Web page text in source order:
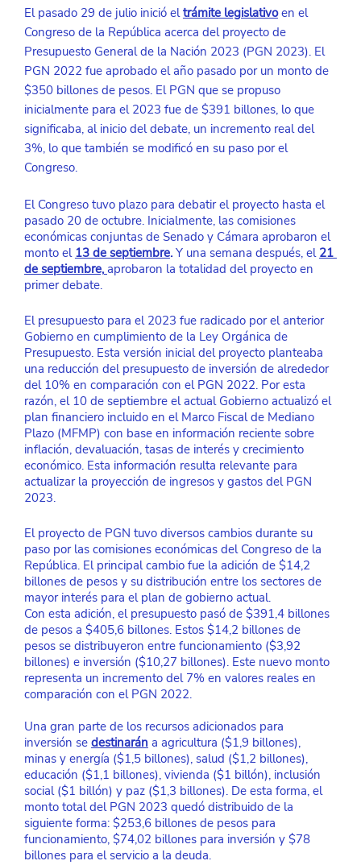
El pasado 29 de julio inició el trámite legislativo en el
Congreso de la República acerca del proyecto de
Presupuesto General de la Nación 2023 (PGN 2023). El
PGN 2022 fue aprobado el año pasado por un monto de
$350 billones de pesos. El PGN que se propuso
inicialmente para el 2023 fue de $391 billones, lo que
significaba, al inicio del debate, un incremento real del
3%, lo que también se modificó en su paso por el
Congreso.
El Congreso tuvo plazo para debatir el proyecto hasta el
pasado 20 de octubre. Inicialmente, las comisiones
económicas conjuntas de Senado y Cámara aprobaron el
monto el 13 de septiembre. Y una semana después, el 21
de septiembre, aprobaron la totalidad del proyecto en
primer debate.
El presupuesto para el 2023 fue radicado por el anterior
Gobierno en cumplimiento de la Ley Orgánica de
Presupuesto. Esta versión inicial del proyecto planteaba
una reducción del presupuesto de inversión de alrededor
del 10% en comparación con el PGN 2022. Por esta
razón, el 10 de septiembre el actual Gobierno actualizó el
plan financiero incluido en el Marco Fiscal de Mediano
Plazo (MFMP) con base en información reciente sobre
inflación, devaluación, tasas de interés y crecimiento
económico. Esta información resulta relevante para
actualizar la proyección de ingresos y gastos del PGN
2023.
El proyecto de PGN tuvo diversos cambios durante su
paso por las comisiones económicas del Congreso de la
República. El principal cambio fue la adición de $14,2
billones de pesos y su distribución entre los sectores de
mayor interés para el plan de gobierno actual.
Con esta adición, el presupuesto pasó de $391,4 billones
de pesos a $405,6 billones. Estos $14,2 billones de
pesos se distribuyeron entre funcionamiento ($3,92
billones) e inversión ($10,27 billones). Este nuevo monto
representa un incremento del 7% en valores reales en
comparación con el PGN 2022.
Una gran parte de los recursos adicionados para
inversión se destinarán a agricultura ($1,9 billones),
minas y energía ($1,5 billones), salud ($1,2 billones),
educación ($1,1 billones), vivienda ($1 billón), inclusión
social ($1 billón) y paz ($1,3 billones). De esta forma, el
monto total del PGN 2023 quedó distribuido de la
siguiente forma: $253,6 billones de pesos para
funcionamiento, $74,02 billones para inversión y $78
billones para el servicio a la deuda.